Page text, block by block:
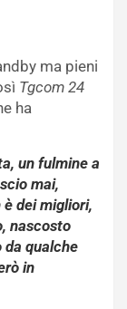
ma pieni
Tgcom 24
ha
un fulmine a
mai,
dei migliori,
nascosto
da qualche
in